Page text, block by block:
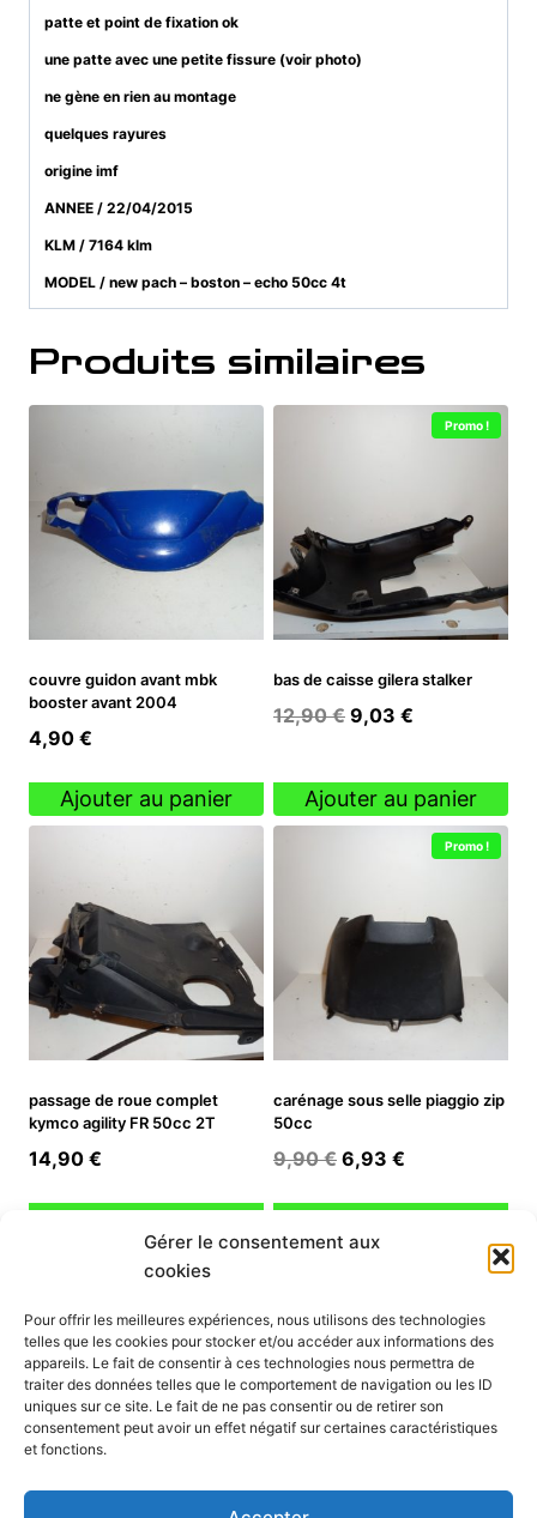
Gérer le consentement aux
cookies
Pour offrir les meilleures expériences, nous utilisons des technologies
telles que les cookies pour stocker et/ou accéder aux informations des
appareils. Le fait de consentir à ces technologies nous permettra de
traiter des données telles que le comportement de navigation ou les ID
uniques sur ce site. Le fait de ne pas consentir ou de retirer son
consentement peut avoir un effet négatif sur certaines caractéristiques
et fonctions.
patte et point de fixation ok
une patte avec une petite fissure (voir photo)
ne gène en rien au montage
quelques rayures
origine imf
ANNEE / 22/04/2015
KLM / 7164 klm
MODEL / new pach – boston – echo 50cc 4t
Produits similaires
couvre guidon avant mbk
booster avant 2004
4,90 €
Ajouter au panier
Promo !
bas de caisse gilera stalker
12,90€ Le
était :
12,90 €.
9,03 €
est :
9,03 €.
Ajouter au panier
passage de roue complet
kymco agility FR 50cc 2T
14,90 €
Promo !
carénage sous selle piaggio zip
50cc
9,90€ Le
initial
était :
6,93 €
actuel
INFORMATION
Mon compte
Nous contacter
Mode paiement
Nos services
Politique de confidentialité